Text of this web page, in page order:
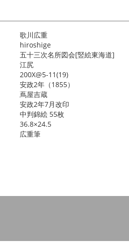
歌川広重
hiroshige
五十三次名所図会[竪絵東海道]
江尻
200X@5-11(19)
安政2年（1855）
蔦屋吉蔵
安政2年7月改印
中判錦絵 55枚
36.8×24.5
広重筆